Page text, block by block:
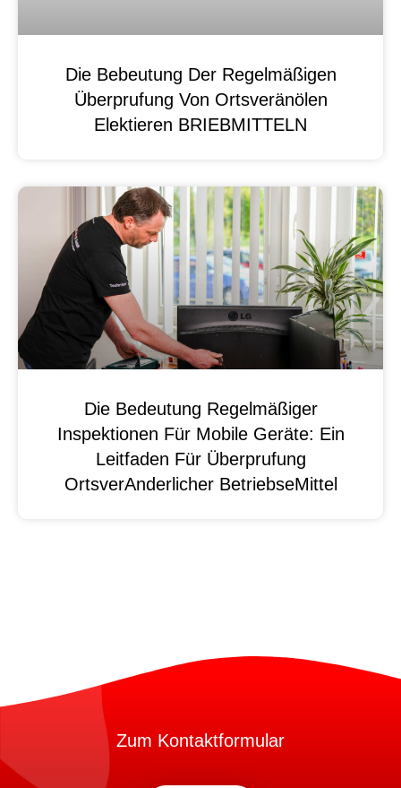
Die Bebeutung Der Regelmäßigen
Überprufung Von Ortsveränölen
Elektieren BRIEBMITTELN
Die Bedeutung Regelmäßiger
Inspektionen Für Mobile Geräte: Ein
Leitfaden Für Überprufung
OrtsverAnderlicher BetriebseMittel
Zum Kontaktformular